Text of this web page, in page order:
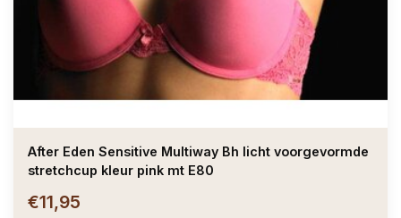
After Eden Sensitive Multiway Bh licht voorgevormde
stretchcup kleur pink mt E80
€11,95